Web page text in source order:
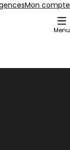
Mon compte
Menu